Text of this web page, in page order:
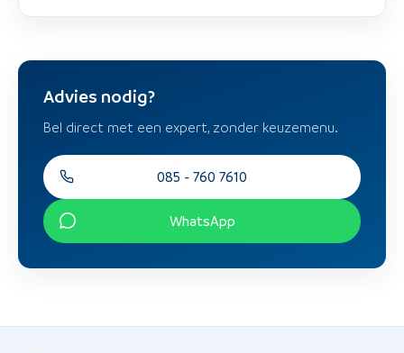
Advies nodig?
Bel direct met een expert, zonder keuzemenu.
085 - 760 7610
WhatsApp